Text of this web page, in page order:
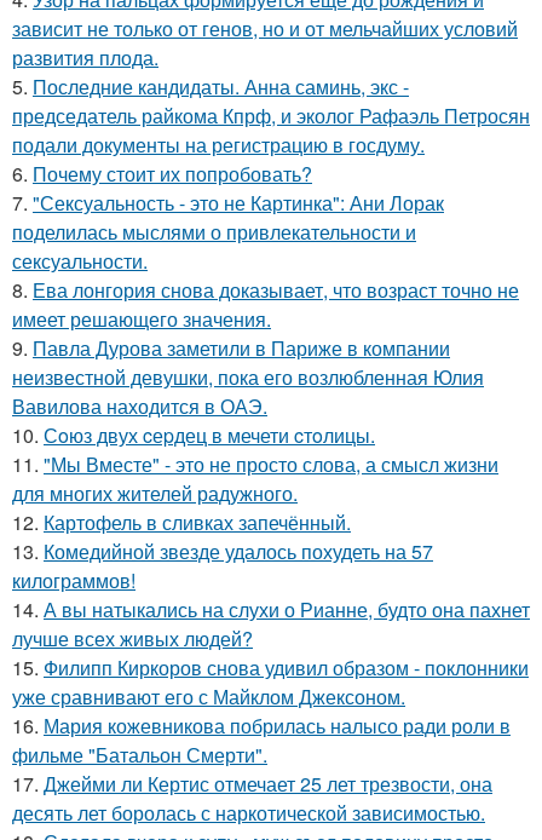
зависит не только от генов, но и от мельчайших условий
развития плода.
5. Последние кандидаты. Анна саминь, экс -
председатель райкома Кпрф, и эколог Рафаэль Петросян
подали документы на регистрацию в госдуму.
6. Почему стоит их попробовать?
7. "Сексуальность - это не Картинка": Ани Лорак
поделилась мыслями о привлекательности и
сексуальности.
8. Ева лонгория снова доказывает, что возраст точно не
имеет решающего значения.
9. Павла Дурова заметили в Париже в компании
неизвестной девушки, пока его возлюбленная Юлия
Вавилова находится в ОАЭ.
10. Сoюз двух cеpдец в мечети cтoлицы.
11. "Мы Вместе" - это не просто слова, а смысл жизни
для многих жителей радужного.
12. Картофель в сливках запечённый.
13. Комедийной звезде удалось похудеть на 57
килограммов!
14. А вы натыкались на слухи о Рианне, будто она пахнет
лучше всех живых людей?
15. Филипп Киркоров снова удивил образом - поклонники
уже сравнивают его с Майклом Джексоном.
16. Мария кожевникова побрилась налысо ради роли в
фильме "Батальон Смерти".
17. Джейми ли Кертис отмечает 25 лет трезвости, она
десять лет боролась с наркотической зависимостью.